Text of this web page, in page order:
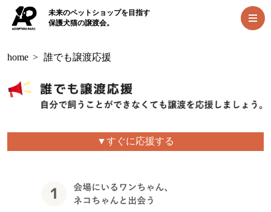
未来のペットショップを目指す
保護犬猫の譲渡会。
home > 誰でも譲渡応援
▼すぐに応援する